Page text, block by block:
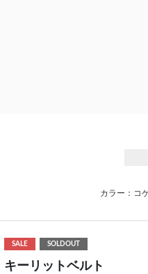
カラー：コ
SALE SOLDOUT
キーリットベルト